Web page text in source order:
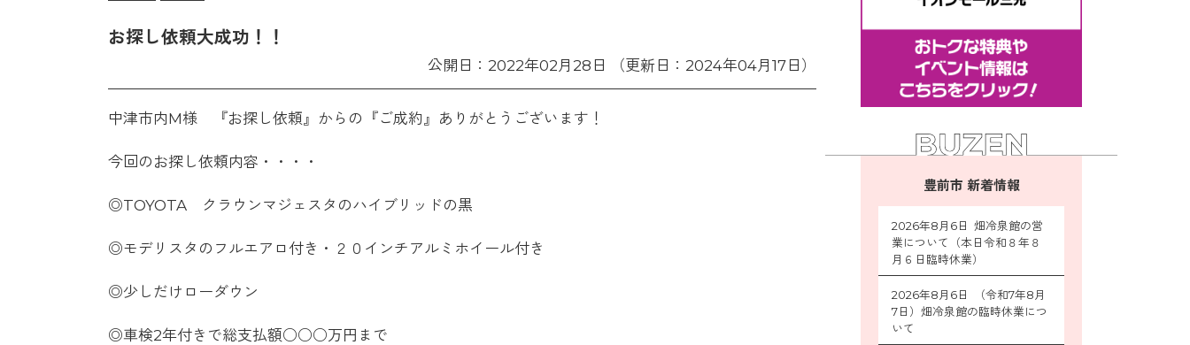
お探し依頼大成功！！
公開日：2022年02月28日 （更新日：2024年04月17日）
中津市内M様 『お探し依頼』からの『ご成約』ありがとうございます！
今回のお探し依頼内容・・・・
◎TOYOTA クラウンマジェスタのハイブリッドの黒
◎モデリスタのフルエアロ付き・２０インチアルミホイール付き
◎少しだけローダウン
◎車検2年付きで総支払額○○○万円まで
豊前市 新着情報
2026年8月6日 畑冷泉館の営
業について（本日令和８年８
月６日臨時休業）
2026年8月6日 （令和7年8月
7日）畑冷泉館の臨時休業につ
いて